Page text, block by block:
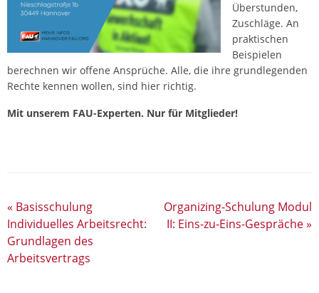
Überstunden,
Zuschläge. An
praktischen
Beispielen
berechnen wir offene Ansprüche. Alle, die ihre grundlegenden
Rechte kennen wollen, sind hier richtig.
Mit unserem FAU-Experten. Nur für Mitglieder!
« Basisschulung
Individuelles Arbeitsrecht:
Grundlagen des
Arbeitsvertrags
Organizing-Schulung Modul
II: Eins-zu-Eins-Gespräche»